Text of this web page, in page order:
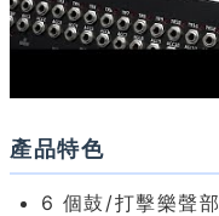
產品特色
6 個鼓/打擊樂聲部